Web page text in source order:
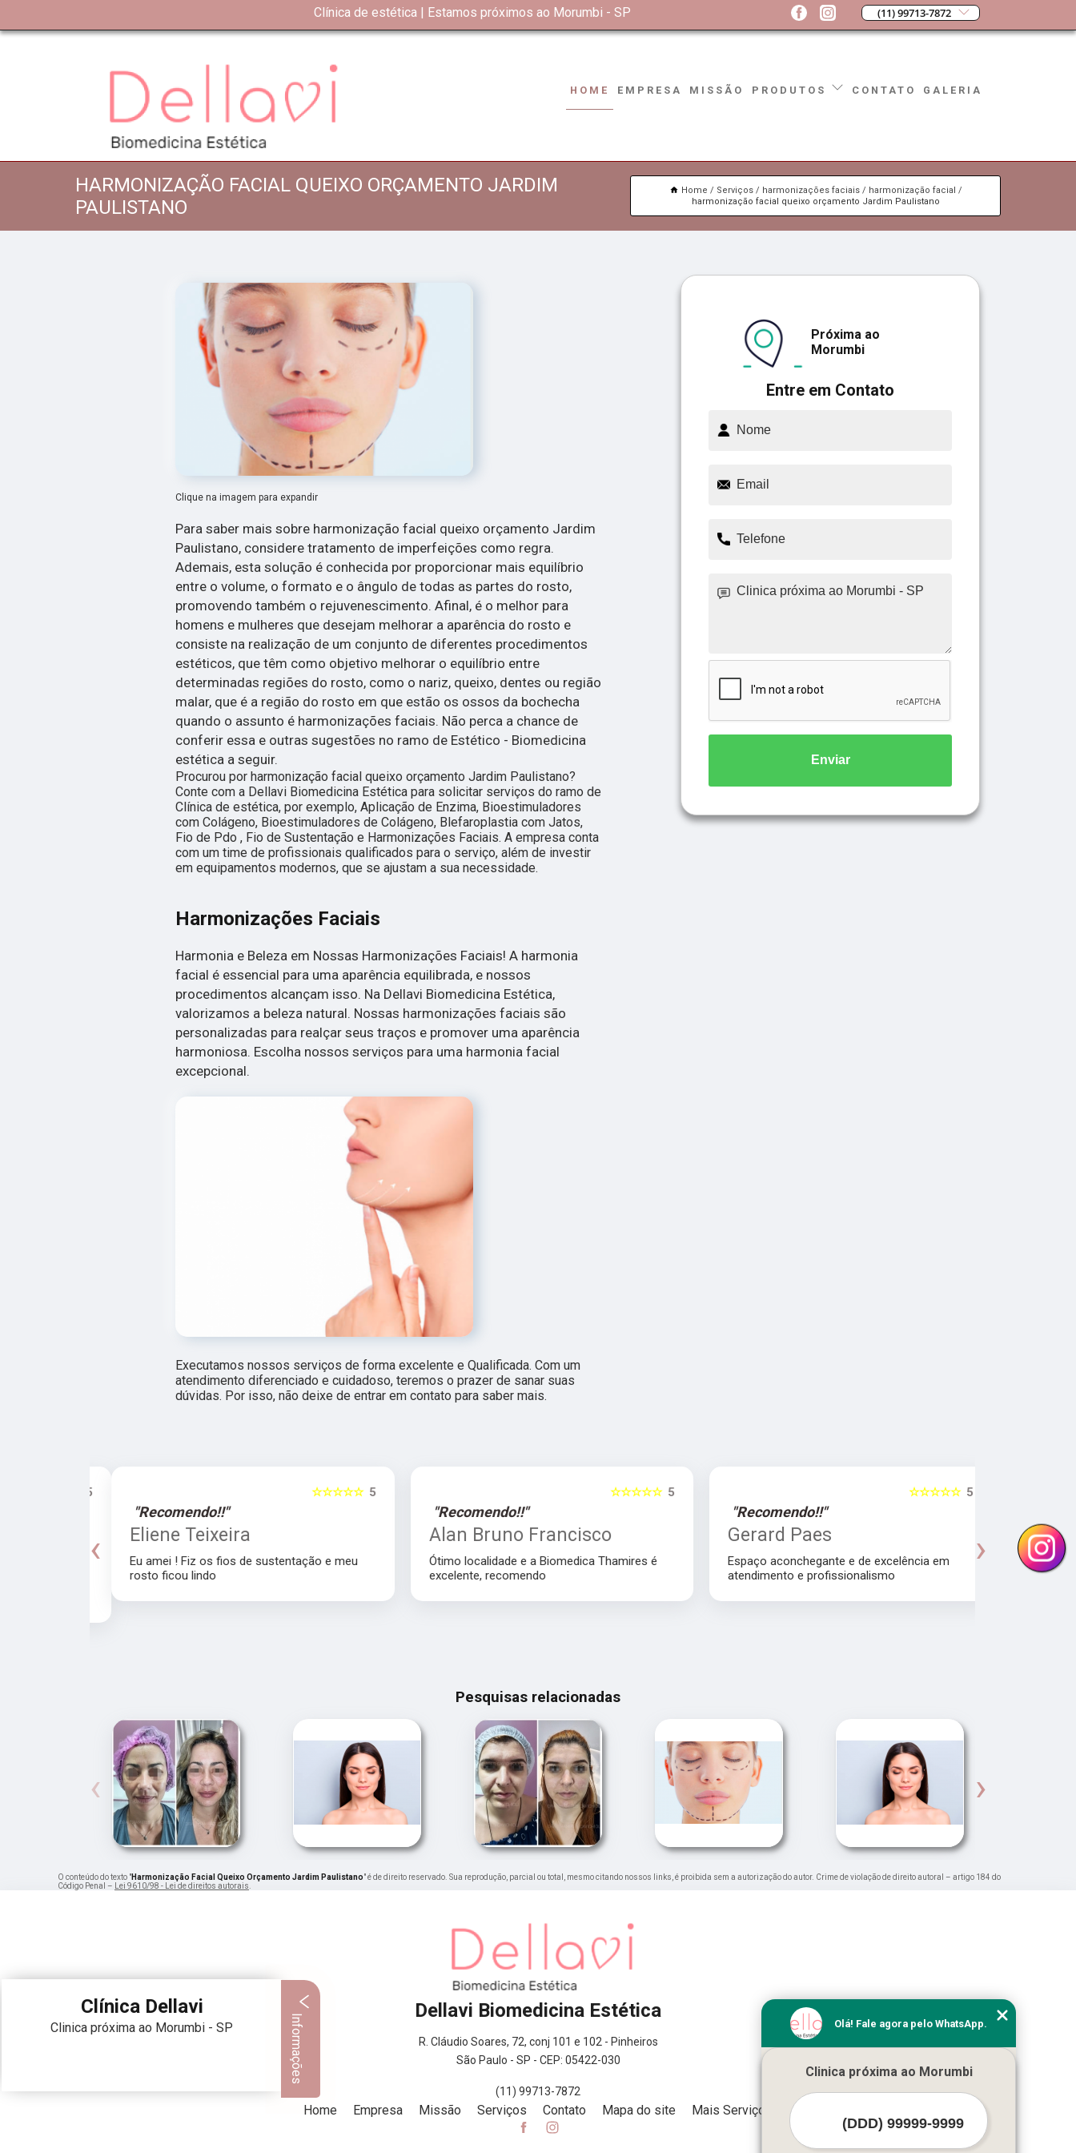
Clínica de estética | Estamos próximos ao Morumbi - SP (11) 99713-7872
HOME EMPRESA MISSÃO PRODUTOS CONTATO GALERIA
HARMONIZAÇÃO FACIAL QUEIXO ORÇAMENTO JARDIM
PAULISTANO
Home Serviços harmonizações faciais
harmonização facial
harmonização facial queixo orçamento Jardim Paulistano
Clique na imagem para expandir
Para saber mais sobre harmonização facial queixo orçamento Jardim
Paulistano, considere tratamento de imperfeições como regra.
Ademais, esta solução é conhecida por proporcionar mais equilíbrio
entre o volume, o formato e o ângulo de todas as partes do rosto,
promovendo também o rejuvenescimento. Afinal, é o melhor para
homens e mulheres que desejam melhorar a aparência do rosto e
consiste na realização de um conjunto de diferentes procedimentos
estéticos, que têm como objetivo melhorar o equilíbrio entre
determinadas regiões do rosto, como o nariz, queixo, dentes ou região
malar, que é a região do rosto em que estão os ossos da bochecha
quando o assunto é harmonizações faciais. Não perca a chance de
conferir essa e outras sugestões no ramo de Estético - Biomedicina
estética a seguir.
Procurou por harmonização facial queixo orçamento Jardim Paulistano?
Conte com a Dellavi Biomedicina Estética para solicitar serviços do ramo de
Clínica de estética, por exemplo, Aplicação de Enzima, Bioestimuladores
com Colágeno, Bioestimuladores de Colágeno, Blefaroplastia com Jatos,
Fio de Pdo , Fio de Sustentação e Harmonizações Faciais. A empresa conta
com um time de profissionais qualificados para o serviço, além de investir
em equipamentos modernos, que se ajustam a sua necessidade.
Harmonizações Faciais
Harmonia e Beleza em Nossas Harmonizações Faciais! A harmonia
facial é essencial para uma aparência equilibrada, e nossos
procedimentos alcançam isso. Na Dellavi Biomedicina Estética,
valorizamos a beleza natural. Nossas harmonizações faciais são
personalizadas para realçar seus traços e promover uma aparência
harmoniosa. Escolha nossos serviços para uma harmonia facial
excepcional.
Executamos nossos serviços de forma excelente e Qualificada. Com um
atendimento diferenciado e cuidadoso, teremos o prazer de sanar suas
dúvidas. Por isso, não deixe de entrar em contato para saber mais.
Entre em Contato
Próxima ao
Morumbi
Enviar
5
☆☆☆☆☆
"Recomendo!!"
Eliene Teixeira
Eu amei ! Fiz os fios de sustentação e meu
rosto ficou lindo
5
☆☆☆☆☆
"Recomendo!!"
Alan Bruno Francisco
Ótimo localidade e a Biomedica Thamires é
excelente, recomendo
5
☆☆☆☆☆
"Recomendo!!"
Gerard Paes
Espaço aconchegante e de excelência em
atendimento e profissionalismo
Maria
‹ ›
Pesquisas relacionadas
‹ ›
O conteúdo do texto "Harmonização Facial Queixo Orçamento Jardim Paulistano" é de direito reservado. Sua reprodução, parcial ou total, mesmo citando nossos links, é proibida sem a autorização do autor. Crime de violação de direito autoral – artigo 184 do
Código Penal – Lei 9610/98 - Lei de direitos autorais.
Dellavi Biomedicina Estética
R. Cláudio Soares, 72, conj 101 e 102 - Pinheiros
São Paulo - SP - CEP: 05422-030
(11) 99713-7872
Home Empresa Missão Serviços Contato Mapa do site Mais Serviços
Olá! Fale agora pelo WhatsApp.
Clinica próxima ao Morumbi
Clínica Dellavi
Clinica próxima ao Morumbi - SP Informações